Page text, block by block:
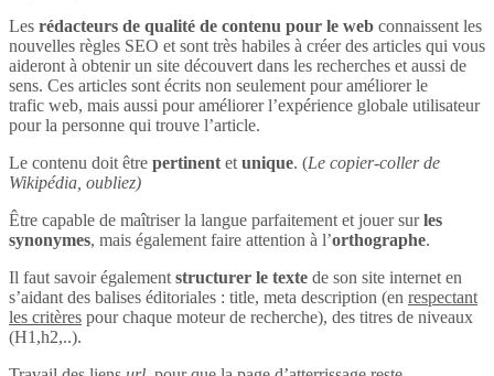
Les rédacteurs de qualité de contenu pour le web connaissent les
nouvelles règles SEO et sont très habiles à créer des articles qui vous
aideront à obtenir un site découvert dans les recherches et aussi de
sens. Ces articles sont écrits non seulement pour améliorer le
trafic web, mais aussi pour améliorer l’expérience globale utilisateur
pour la personne qui trouve l’article.
Le contenu doit être pertinent et unique. (Le copier-coller de
Wikipédia, oubliez)
Être capable de maîtriser la langue parfaitement et jouer surles
synonymes, mais également faire attention à l’orthographe.
Il faut savoir également structurer le texte de son site internet en
s’aidant des balises éditoriales : title, meta description (en respectant
les critères pour chaque moteur de recherche), des titres de niveaux
(H1,h2,..).